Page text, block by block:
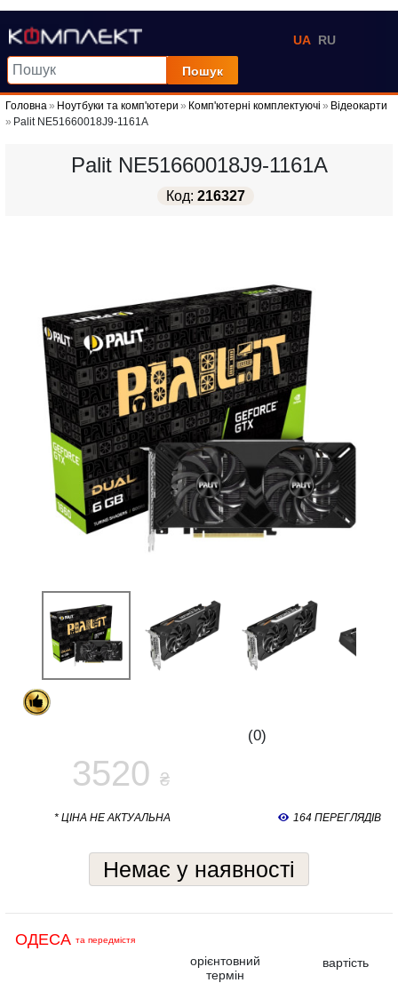
UA RU
Пошук
Головна Ноутбуки та комп'ютери Комп'ютерні комплектуючі
Відеокарти
Palit NE51660018J9-1161A
Palit NE51660018J9-1161A
Код: 216327
(0)
3520 ₴
* ЦІНА НЕ АКТУАЛЬНА 164 ПЕРЕГЛЯДІВ
Немає у наявності
ОДЕСА та передмістя
орієнтовний
термін
вартість